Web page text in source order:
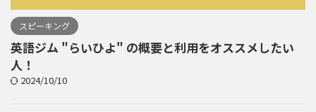
スピーキング
英語ジム "らいひよ" の概要と利用をオススメしたい
人！
2024/10/10